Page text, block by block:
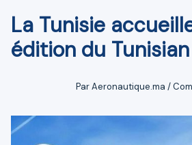
La Tunisie
édition du
Par Aeronautique.ma /